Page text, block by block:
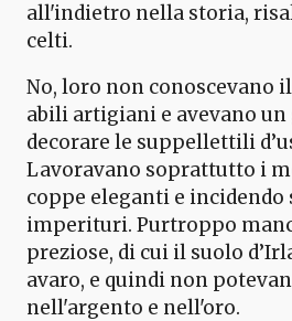
all'indietro nella storia,
celti.
No, loro non conoscevano
abili artigiani e avevano
decorare le suppellettili
Lavoravano soprattutto i
coppe eleganti e
imperituri. Purtroppo
preziose, di cui il suolo
avaro, e quindi non
nell'argento e nell'oro.